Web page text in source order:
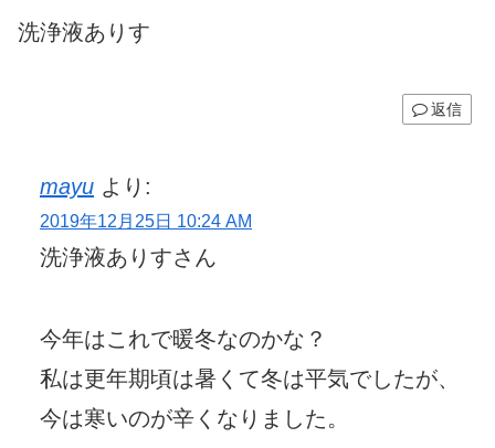
洗浄液ありす
返信
mayu より:
2019年12月25日 10:24 AM
洗浄液ありすさん
今年はこれで暖冬なのかな？
私は更年期頃は暑くて冬は平気でしたが、
今は寒いのが辛くなりました。